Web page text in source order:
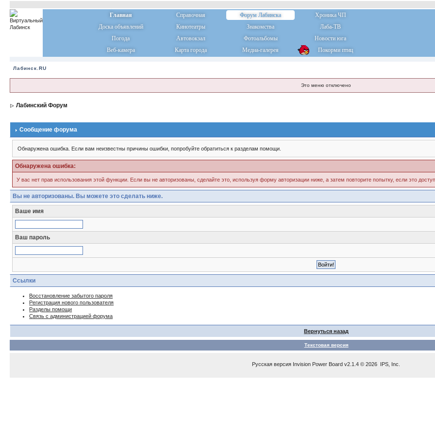
Главная Справочная Форум Лабинска
Хроника ЧП
Доска объявлений
Кинотеатры Знакомства
Лаба-ТВ
Погода
Автовокзал Фотоальбомы
Новости юга
Веб-камера
Карта города Медиа-галерея Покорми птиц
Лабинск.RU
Это меню отключено
Лабинский Форум
Сообщение форума
Обнаружена ошибка. Если вам неизвестны причины ошибки, попробуйте обратиться к разделам помощи.
Обнаружена ошибка:
У вас нет прав использования этой функции. Если вы не авторизованы, сделайте это, используя форму авторизации ниже, а затем повторите попытку, если это
Вы не авторизованы. Вы можете это сделать ниже.
Ваше имя
Ваш пароль
Ссылки
Восстановление забытого пароля
Регистрация нового пользователя
Разделы помощи
Связь с администрацией форума
Вернуться назад
Текстовая версия
Русская версия Invision Power Board v2.1.4 © 2026 IPS, Inc.